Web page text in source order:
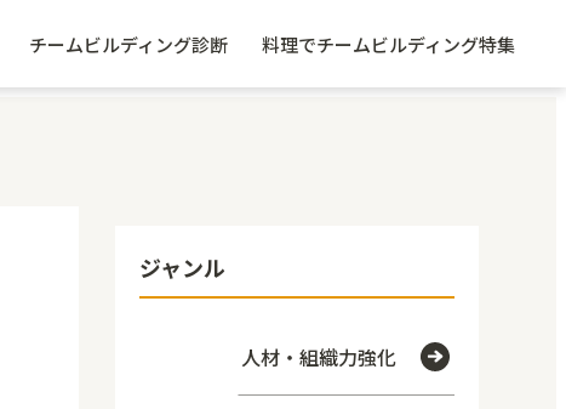
チームビルディング診断 料理でチームビルディング特集
ジャンル
人材・組織力強化